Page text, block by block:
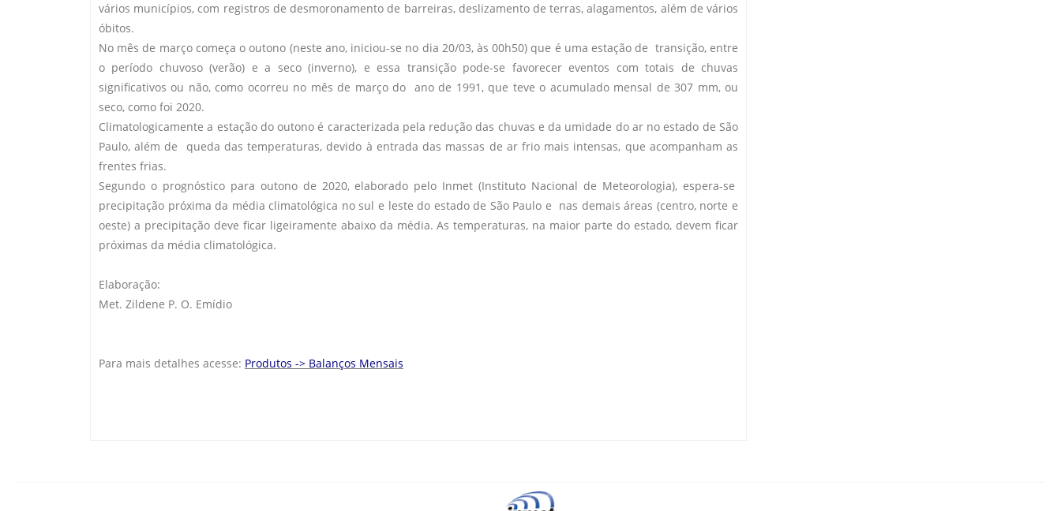
vários municípios, com registros de desmoronamento de barreiras, deslizamento de terras, alagamentos, além de vários
óbitos.
No mês de março começa o outono (neste ano, iniciou-se no dia 20/03, às 00h50) que é uma estação de transição, entre
o período chuvoso (verão) e a seco (inverno), e essa transição pode-se favorecer eventos com totais de chuvas
significativos ou não, como ocorreu no mês de março do ano de 1991, que teve o acumulado mensal de 307 mm, ou
seco, como foi 2020.
Climatologicamente a estação do outono é caracterizada pela redução das chuvas e da umidade do ar no estado de São
Paulo, além de queda das temperaturas, devido à entrada das massas de ar frio mais intensas, que acompanham as
frentes frias.
Segundo o prognóstico para outono de 2020, elaborado pelo Inmet (Instituto Nacional de Meteorologia), espera-se
precipitação próxima da média climatológica no sul e leste do estado de São Paulo e nas demais áreas (centro, norte e
oeste) a precipitação deve ficar ligeiramente abaixo da média. As temperaturas, na maior parte do estado, devem ficar
próximas da média climatológica.
Elaboração:
Met. Zildene P. O. Emídio
Para mais detalhes acesse: Produtos -> Balanços Mensais